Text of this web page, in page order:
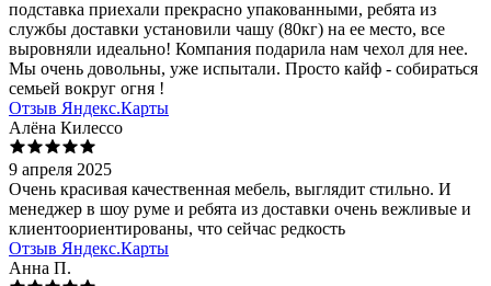
подставка приехали прекрасно упакованными, ребята из
службы доставки установили чашу (80кг) на ее место, все
выровняли идеально! Компания подарила нам чехол для нее.
Мы очень довольны, уже испытали. Просто кайф - собираться
семьей вокруг огня !
Отзыв Яндекс.Карты
Алёна Килессо
9 апреля 2025
Очень красивая качественная мебель, выглядит стильно. И
менеджер в шоу руме и ребята из доставки очень вежливые и
клиентоориентированы, что сейчас редкость
Отзыв Яндекс.Карты
Анна П.